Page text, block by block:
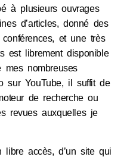
à plusieurs ouvrages
d’articles, donné des
et une très
est librement disponible
nombreuses
sur YouTube, il suffit de
de recherche ou
revues auxquelles je
libre accès, d’un site qui